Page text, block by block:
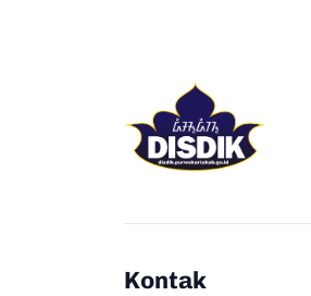
Kontak